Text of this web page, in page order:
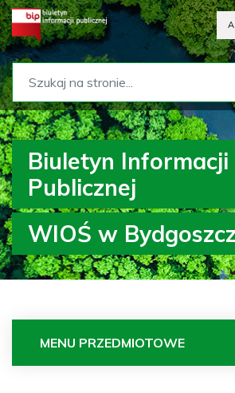
A
Biuletyn Informacji
Publicznej
WIOŚ w
MENU PRZEDMIOTOWE